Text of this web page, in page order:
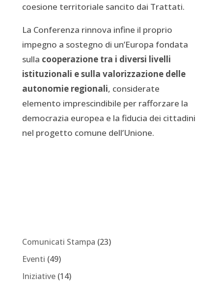
coesione territoriale sancito dai Trattati.
La Conferenza rinnova infine il proprio
impegno a sostegno di un’Europa fondata
sulla cooperazione tra i diversi livelli
istituzionali e sulla valorizzazione delle
autonomie regionali, considerate
elemento imprescindibile per rafforzare la
democrazia europea e la fiducia dei cittadini
nel progetto comune dell’Unione.
Comunicati Stampa (23)
Eventi (49)
Iniziative(14)